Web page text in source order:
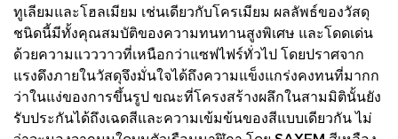
ทูเลียมและโฮลเมียม เช่นเดียวกับโครเมียม ผลลัพธ์ของวัสดุ
ชนิดนี้มีทั้งคุณสมบัติของความทนทานสูงพิเศษ และโดดเด่น
ด้วยความแวววาวที่เหนือกว่าแซฟไฟร์ทั่วไป โดยปราศจาก
แรงดึงภายในวัสดุจึงมั่นใจได้ถึงความแข็งแกร่งคงทนที่มากก
ว่าในแง่ของการขึ้นรูป ขณะที่โครงสร้างผลึกในสามมิตินั้นยัง
รับประกันได้ถึงเฉดสีและความเข้มข้นของสีแบบเดียวกัน ไม่